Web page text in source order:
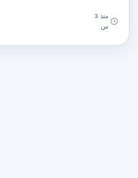
منذ 3
س